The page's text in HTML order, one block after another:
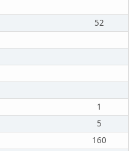
52
1
5
160